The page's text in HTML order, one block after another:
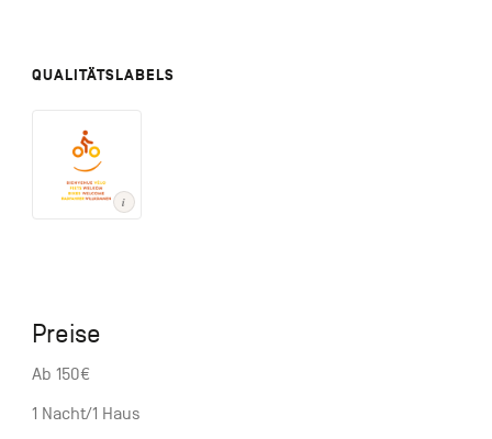
QUALITÄTSLABELS
Preise
Ab 150€
1 Nacht/1 Haus